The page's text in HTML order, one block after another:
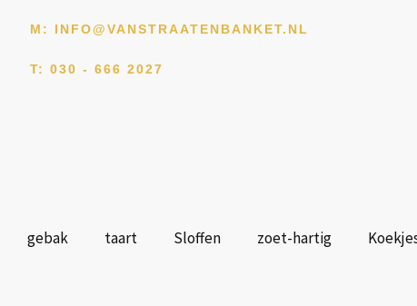
M: INFO@VANSTRAATENBANKET.NL
T: 030 - 666 2027
gebak taart Sloffen zoet-hartig